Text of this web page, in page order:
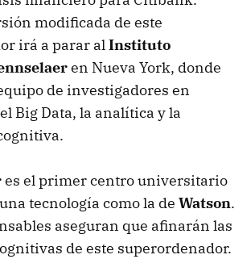
modificada de este
irá a parar alInstituto
en Nueva York, donde
de investigadores en
Big Data, la analítica y la
es el primer centro universitario
tecnología como la de Watson.
aseguran que afinarán las
de este superordenador.